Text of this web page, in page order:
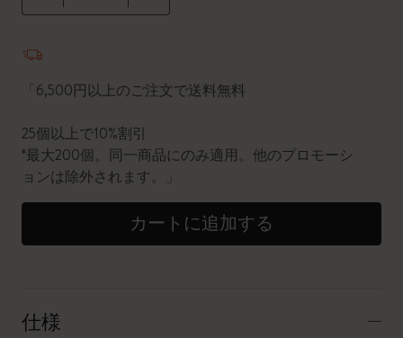
「6,500円以上のご注文で送料無料
25個以上で10%割引
*最大200個。同一商品にのみ適用。他のプロモーシ
ョンは除外されます。」
カートに追加する
仕様